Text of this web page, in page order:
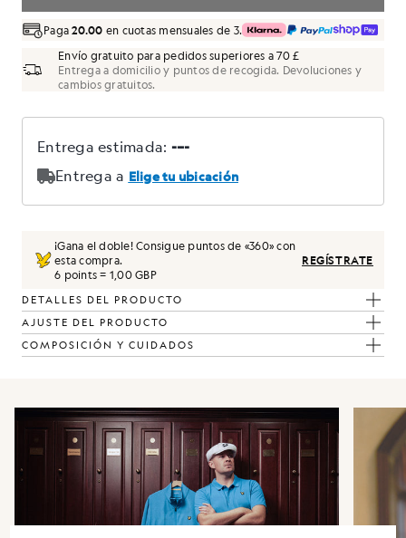
Paga20.00 en cuotas mensuales de 3.
Envío gratuito para pedidos superiores a 70 £
Entrega a domicilio y puntos de recogida. Devoluciones y
cambios gratuitos.
¡Gana el doble! Consigue puntos de «360» con
esta compra.
6 points = 1,00 GBP
REGÍSTRATE
DETALLES DEL PRODUCTO
AJUSTE DEL PRODUCTO
COMPOSICIÓN Y CUIDADOS